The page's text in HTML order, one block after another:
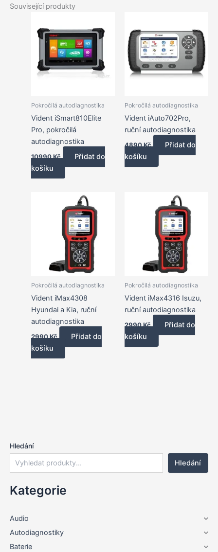
Hledání
Hledání
Kategorie
Audio
Autodiagnostiky
Baterie
Související produkty
Pokročilá autodiagnostika
Vident iSmart810Elite
Pro, pokročilá
autodiagnostika
10990Kč
Přidat do
košíku
Pokročilá autodiagnostika
Vident iAuto702Pro,
ruční autodiagnostika
4890Kč
Přidat do
košíku
Pokročilá autodiagnostika
Vident iMax4308
Hyundai a Kia, ruční
autodiagnostika
2990Kč
Přidat do
košíku
Pokročilá autodiagnostika
Vident iMax4316 Isuzu,
ruční autodiagnostika
2990Kč
Přidat do
košíku